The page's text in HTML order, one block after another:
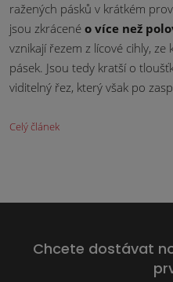
ražených pásků v krátkém
jsou zkrácené o více než
vznikají řezem z lícové cihly,
pásek. Jsou tedy kratší o
viditelný řez, který však po
Celý článek
Chcete dostávat